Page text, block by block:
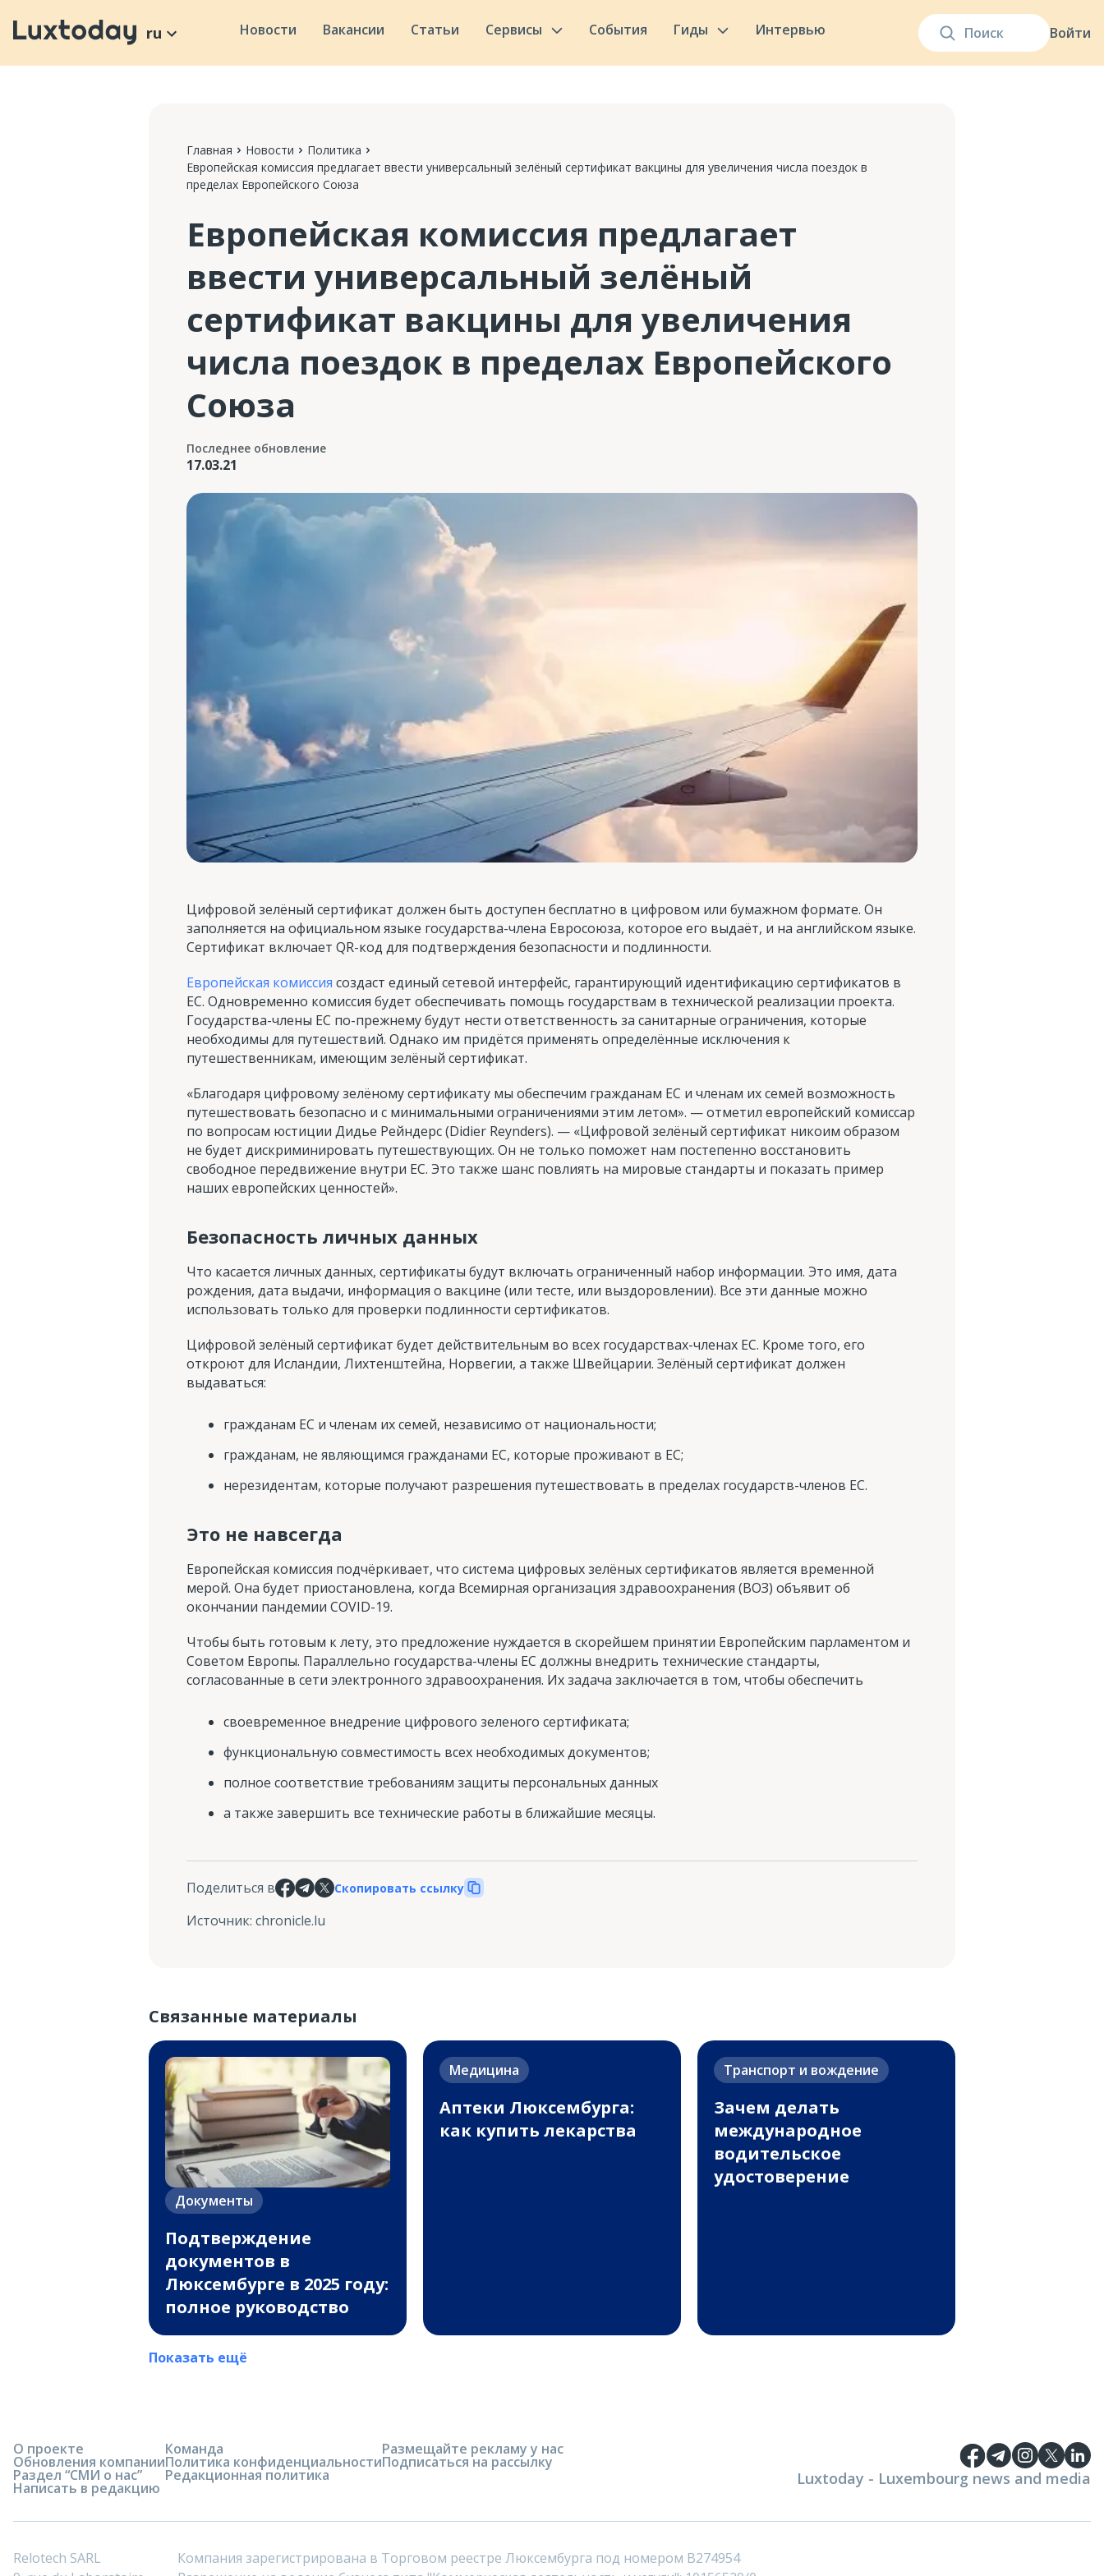
Войти
ru Новости Вакансии Статьи Сервисы События Гиды Интервью
Главная Новости
Политика
Европейская комиссия предлагает ввести универсальный зелёный сертификат вакцины для увеличения числа поездок в
пределах Европейского Союза
Европейская комиссия предлагает
ввести универсальный зелёный
сертификат вакцины для увеличения
числа поездок в пределах Европейского
Союза
Последнее обновление
17.03.21
Цифровой зелёный сертификат должен быть доступен бесплатно в цифровом или бумажном формате. Он
заполняется на официальном языке государства-члена Евросоюза, которое его выдаёт, и на английском языке.
Сертификат включает QR-код для подтверждения безопасности и подлинности.
Европейская комиссия создаст единый сетевой интерфейс, гарантирующий идентификацию сертификатов в
ЕС. Одновременно комиссия будет обеспечивать помощь государствам в технической реализации проекта.
Государства-члены ЕС по-прежнему будут нести ответственность за санитарные ограничения, которые
необходимы для путешествий. Однако им придётся применять определённые исключения к
путешественникам, имеющим зелёный сертификат.
«Благодаря цифровому зелёному сертификату мы обеспечим гражданам ЕС и членам их семей возможность
путешествовать безопасно и с минимальными ограничениями этим летом». — отметил европейский комиссар
по вопросам юстиции Дидье Рейндерс (Didier Reynders). — «Цифровой зелёный сертификат никоим образом
не будет дискриминировать путешествующих. Он не только поможет нам постепенно восстановить
свободное передвижение внутри ЕС. Это также шанс повлиять на мировые стандарты и показать пример
наших европейских ценностей».
Безопасность личных данных
Что касается личных данных, сертификаты будут включать ограниченный набор информации. Это имя, дата
рождения, дата выдачи, информация о вакцине (или тесте, или выздоровлении). Все эти данные можно
использовать только для проверки подлинности сертификатов.
Цифровой зелёный сертификат будет действительным во всех государствах-членах ЕС. Кроме того, его
откроют для Исландии, Лихтенштейна, Норвегии, а также Швейцарии. Зелёный сертификат должен
выдаваться:
гражданам ЕС и членам их семей, независимо от национальности;
гражданам, не являющимся гражданами ЕС, которые проживают в ЕС;
нерезидентам, которые получают разрешения путешествовать в пределах государств-членов ЕС.
Это не навсегда
Европейская комиссия подчёркивает, что система цифровых зелёных сертификатов является временной
мерой. Она будет приостановлена, когда Всемирная организация здравоохранения (ВОЗ) объявит об
окончании пандемии COVID-19.
Чтобы быть готовым к лету, это предложение нуждается в скорейшем принятии Европейским парламентом и
Советом Европы. Параллельно государства-члены ЕС должны внедрить технические стандарты,
согласованные в сети электронного здравоохранения. Их задача заключается в том, чтобы обеспечить
своевременное внедрение цифрового зеленого сертификата;
функциональную совместимость всех необходимых документов;
полное соответствие требованиям защиты персональных данных
а также завершить все технические работы в ближайшие месяцы.
Поделиться в Скопировать ссылку
Источник: chronicle.lu
Связанные материалы
Документы
Подтверждение
документов в
Люксембурге в 2025 году:
полное руководство
Медицина
Аптеки Люксембурга:
как купить лекарства
Транспорт и вождение
Зачем делать
международное
водительское
удостоверение
Показать ещё
О проекте
Обновления компании
Раздел “СМИ о нас”
Написать в редакцию
Команда
Политика конфиденциальности
Редакционная политика
Размещайте рекламу у нас
Подписаться на рассылку
Luxtoday - Luxembourg news and media
Relotech SARL
Компания зарегистрирована в Торговом реестре Люксембурга под номером B274954